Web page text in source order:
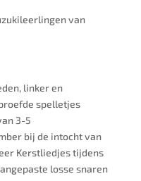
van
linker en
spelletjes
3-5
bij de intocht van
Kerstliedjes tijdens
losse snaren